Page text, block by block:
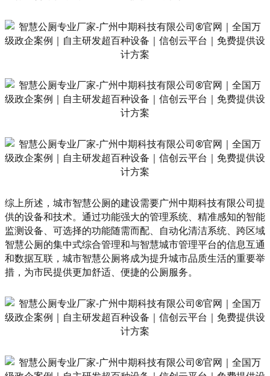
综上所述，城市智慧公厕的建设需要广州中期科技有限公司提
供的设备和技术。通过功能强大的管理系统、精准感知的智能
监测设备、可选择的功能随需而配、自动化清洁系统、跨区域
智慧公厕的集中式综合管理和与智慧城市管理平台的信息互通
和数据互联，城市智慧公厕将成为提升城市品质生活的重要举
措，为市民提供更加舒适、便捷的公厕服务。